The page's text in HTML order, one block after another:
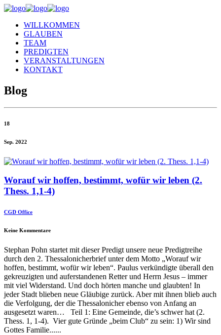
WILLKOMMEN
GLAUBEN
TEAM
PREDIGTEN
VERANSTALTUNGEN
KONTAKT
Blog
18
Sep. 2022
Worauf wir hoffen, bestimmt, wofür wir leben (2.
Thess. 1,1-4)
CGD Office
Keine Kommentare
Stephan Pohn startet mit dieser Predigt unsere neue Predigtreihe
durch den 2. Thessalonicherbrief unter dem Motto „Worauf wir
hoffen, bestimmt, wofür wir leben“. Paulus verkündigte überall den
gekreuzigten und auferstandenen Retter und Herrn Jesus – immer
mit viel Widerstand. Und doch hörten manche und glaubten! In
jeder Stadt blieben neue Gläubige zurück. Aber mit ihnen blieb auch
die Verfolgung, der die Thessalonicher ebenso von Anfang an
ausgesetzt waren… Teil 1: Eine Gemeinde, die’s schwer hat (2.
Thess. 1, 1-4). Vier gute Gründe „beim Club“ zu sein: 1) Wir sind
Gottes Familie......